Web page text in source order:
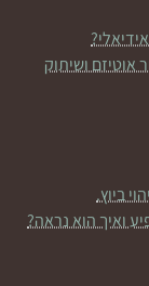
ושיתוק
ביוץ.
ואיך הוא נראה?